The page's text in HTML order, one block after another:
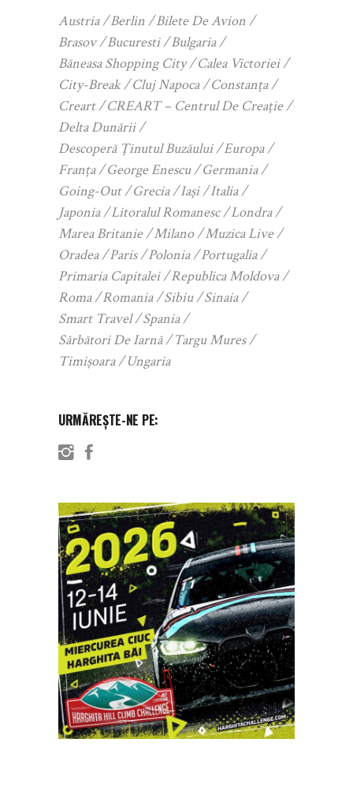
Austria Berlin
Bilete De Avion
Brasov
Bucuresti
Bulgaria
Băneasa Shopping City
Calea Victoriei
City-Break
Cluj Napoca
Constanța
Creart
CREART – Centrul De Creație
Delta Dunării
Descoperă Ținutul Buzăului
Europa
Franța
George Enescu
Germania
Going-Out
Grecia Iași
Italia
Japonia
Litoralul Romanesc
Londra
Marea Britanie
Milano
Muzica Live
Oradea
Paris Polonia
Portugalia
Primaria Capitalei
Republica Moldova
Roma
Romania Sibiu
Sinaia
Smart Travel
Spania
Sărbători De Iarnă
Targu Mures
Timișoara
Ungaria
URMĂREȘTE-NE PE: